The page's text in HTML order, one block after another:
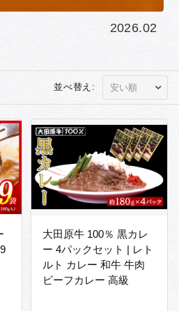
2026.02
並べ替え:
大田原牛 100％ 黒カレ
ー 4パックセット | レト
ルト カレー 和牛 牛肉
ビーフカレー 高級